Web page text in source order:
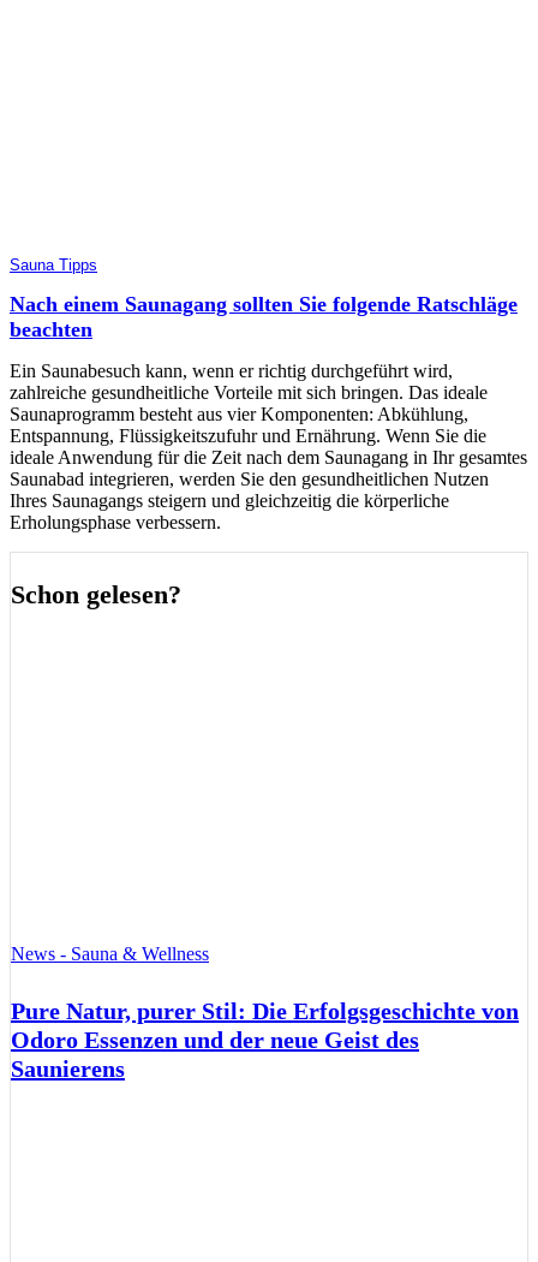
Sauna Tipps
Nach einem Saunagang sollten Sie folgende Ratschläge
beachten
Ein Saunabesuch kann, wenn er richtig durchgeführt wird,
zahlreiche gesundheitliche Vorteile mit sich bringen. Das ideale
Saunaprogramm besteht aus vier Komponenten: Abkühlung,
Entspannung, Flüssigkeitszufuhr und Ernährung. Wenn Sie die
ideale Anwendung für die Zeit nach dem Saunagang in Ihr gesamtes
Saunabad integrieren, werden Sie den gesundheitlichen Nutzen
Ihres Saunagangs steigern und gleichzeitig die körperliche
Erholungsphase verbessern.
Schon gelesen?
News - Sauna & Wellness
Pure Natur, purer Stil: Die Erfolgsgeschichte von
Odoro Essenzen und der neue Geist des
Saunierens